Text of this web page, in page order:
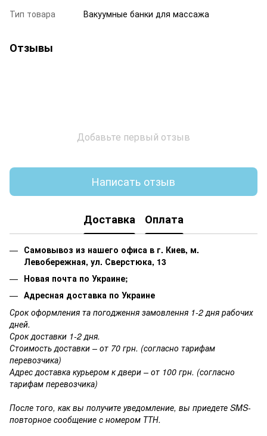
Тип товара Вакуумные банки для массажа
Отзывы
Добавьте первый отзыв
Написать отзыв
Доставка Оплата
Самовывоз из нашего офиса в г. Киев, м.
Левобережная, ул. Сверстюка, 13
Новая почта по Украине;
Адресная доставка по Украине
Срок оформления та погодження замовлення 1-2 дня рабочих
дней.
Срок доставки 1-2 дня.
Стоимость доставки – от 70 грн. (согласно тарифам
перевозчика)
Адрес доставка курьером к двери – от 100 грн. (согласно
тарифам перевозчика)
После того, как вы получите уведомление, вы приедете SMS-
повторное сообщение с номером ТТН.